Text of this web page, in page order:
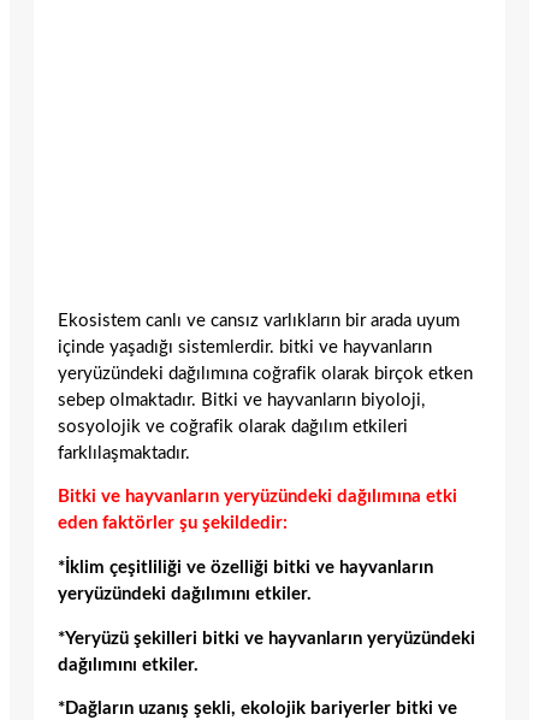
Ekosistem canlı ve cansız varlıkların bir arada uyum
içinde yaşadığı sistemlerdir. bitki ve hayvanların
yeryüzündeki dağılımına coğrafik olarak birçok etken
sebep olmaktadır. Bitki ve hayvanların biyoloji,
sosyolojik ve coğrafik olarak dağılım etkileri
farklılaşmaktadır.
Bitki ve hayvanların yeryüzündeki dağılımına etki
eden faktörler şu şekildedir:
*İklim çeşitliliği ve özelliği bitki ve hayvanların
yeryüzündeki dağılımını etkiler.
*Yeryüzü şekilleri bitki ve hayvanların yeryüzündeki
dağılımını etkiler.
*Dağların uzanış şekli, ekolojik bariyerler bitki ve